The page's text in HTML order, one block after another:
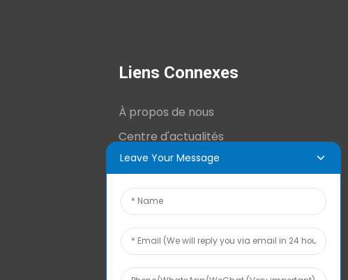
Liens Connexes
À propos de nous
Centre d'actualités
Informations techniques
Contactez-nous
Leave Your Message